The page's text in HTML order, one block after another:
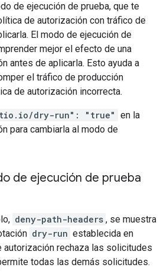
de ejecución de prueba, que te
de autorización con tráfico de
El modo de ejecución de
mejor el efecto de una
antes de aplicarla. Esto ayuda a
el tráfico de producción
de autorización incorrecta.
dry-run": "true" en la
para cambiarla al modo de
de ejecución de prueba
deny-path-headers , se muestra
dry-run establecida en
autorización rechaza las solicitudes
todas las demás solicitudes.